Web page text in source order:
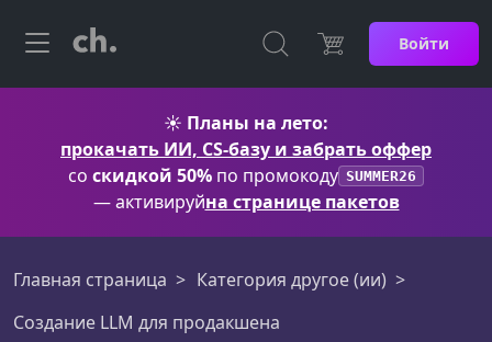
Войти
☀️ Планы на лето:
прокачать ИИ, CS-базу и забрать оффер
со скидкой 50% по промокоду SUMMER26
— активируйна странице пакетов
Главная страница
Категория другое (ии)
Создание LLM для продакшена